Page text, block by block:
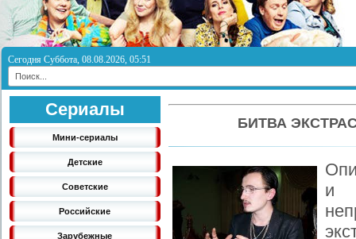
Сегодня Суббота, 08.08.2026, 05:51
Сериалы
Мини-сериалы
Детские
Советские
Российские
Зарубежные
БИТВА
и